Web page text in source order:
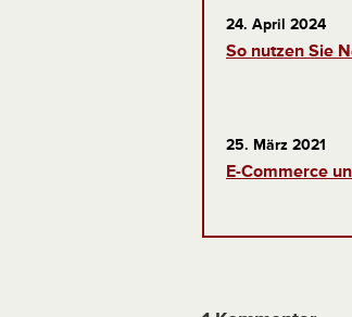
24. April 2024
So nutzen Sie
25. März 2021
E-Commerce